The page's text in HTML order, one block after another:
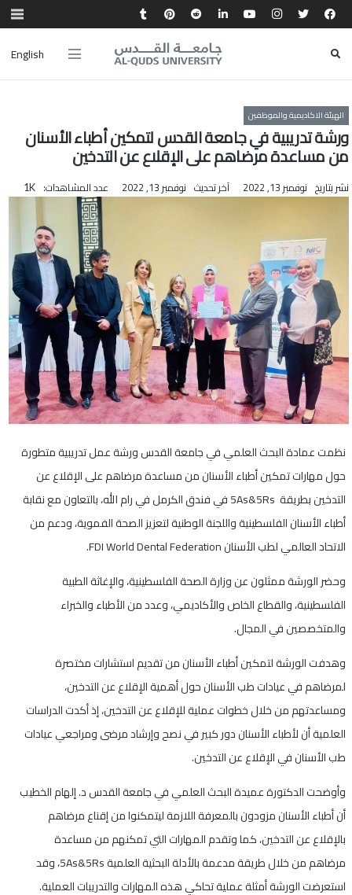
English
الهيئة الاكاديمية والموظفين
ورشة تدريبية في جامعة القدس لتمكين أطباء الأسنان
من مساعدة مرضاهم على الإقلاع عن التدخين
نشر بتاريخ نوفمبر 13, 2022 آخر تحديث نوفمبر 13, 2022 عدد المشاهدات: 1K
نظمت عمادة البحث العلمي في جامعة القدس ورشة عمل تدريبية متطورة
حول مهارات تمكين أطباء الأسنان من مساعدة مرضاهم على الإقلاع عن
التدخين بطريقة 5As&5Rs في فندق الكرمل في رام الله، بالتعاون مع نقابة
أطباء الأسنان الفلسطينية واللجنة الوطنية لتعزيز الصحة الفموية، ودعم من
الاتحاد العالمي لطب الأسنان FDI World Dental Federation.
وحضر الورشة ممثلون عن وزارة الصحة الفلسطينية، والإغاثة الطبية
الفلسطينية، والقطاع الخاص والأكاديمي، وعدد من الأطباء والخبراء
والمتخصصين في المجال.
وهدفت الورشة لتمكين أطباء الأسنان من تقديم استشارات مختصرة
لمرضاهم في عيادات طب الأسنان حول أهمية الإقلاع عن التدخين،
ومساعدتهم من خلال خطوات عملية للإقلاع عن التدخين، إذ أكدت الدراسات
العلمية أن لأطباء الأسنان دور كبير في نصح وإرشاد مرضى ومراجعي عيادات
طب الأسنان في الإقلاع عن التدخين.
وأوضحت الدكتورة عميدة البحث العلمي في جامعة القدس د. إلهام الخطيب
أن أطباء الأسنان مزودون بالمعرفة اللازمة ليتمكنوا من إقناع مرضاهم
بالإقلاع عن التدخين، كما وتقدم المهارات التي تمكنهم من مساعدة
مرضاهم من خلال طريقة مدعمة بالأدلة البحثية العلمية 5As&5Rs، وقد
استعرضت الورشة أمثلة عملية تحاكي هذه المهارات والتدريبات العملية.